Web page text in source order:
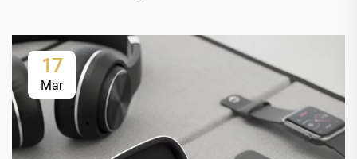
17
Mar